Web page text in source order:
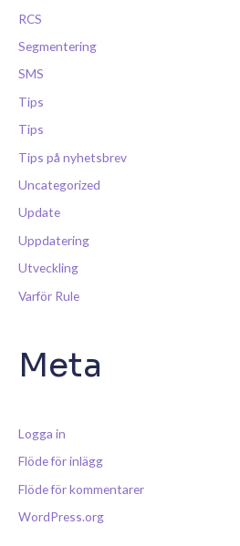
RCS
Segmentering
SMS
Tips
Tips
Tips på nyhetsbrev
Uncategorized
Update
Uppdatering
Utveckling
Varför Rule
Meta
Logga in
Flöde för inlägg
Flöde för kommentarer
WordPress.org